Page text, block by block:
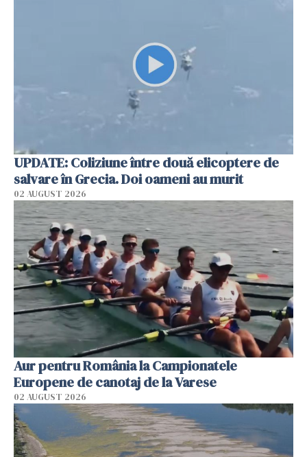
UPDATE: Coliziune între două elicoptere de
salvare în Grecia. Doi oameni au murit
02 AUGUST 2026
Aur pentru România la Campionatele
Europene de canotaj de la Varese
02 AUGUST 2026